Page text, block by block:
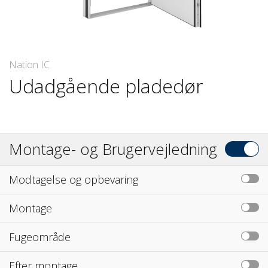
Nation IC
Udadgående pladedør
Montage- og Brugervejledning
Modtagelse og opbevaring
Montage
Fugeområde